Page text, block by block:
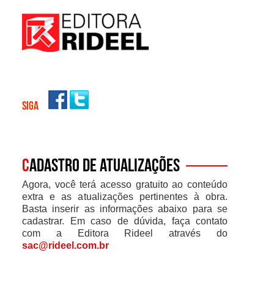
SIGA
Cadastro de atualizações
Agora, você terá acesso gratuito ao conteúdo
extra e as atualizações pertinentes à obra.
Basta inserir as informações abaixo para se
cadastrar. Em caso de dúvida, faça contato
com a Editora Rideel através do
sac@rideel.com.br